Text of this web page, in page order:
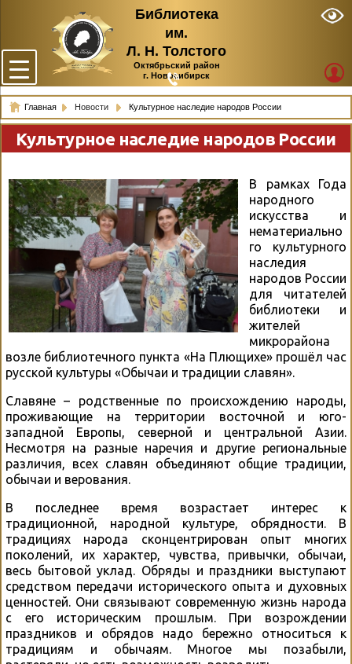
Библиотека
им.
Л. Н. Толстого
Октябрьский район
г. Новосибирск
Главная Новости Культурное наследие народов России
Культурное наследие народов России
В рамках Года
народного
искусства и
нематериально
го культурного
наследия
народов России
для читателей
библиотеки и
жителей
микрорайона
возле библиотечного пункта «На Плющихе» прошёл час
русской культуры «Обычаи и традиции славян».
Славяне – родственные по происхождению народы,
проживающие на территории восточной и юго-
западной Европы, северной и центральной Азии.
Несмотря на разные наречия и другие региональные
различия, всех славян объединяют общие традиции,
обычаи и верования.
В последнее время возрастает интерес к
традиционной, народной культуре, обрядности. В
традициях народа сконцентрирован опыт многих
поколений, их характер, чувства, привычки, обычаи,
весь бытовой уклад. Обряды и праздники выступают
средством передачи исторического опыта и духовных
ценностей. Они связывают современную жизнь народа
с его историческим прошлым. При возрождении
праздников и обрядов надо бережно относиться к
традициям и обычаям. Многое мы позабыли,